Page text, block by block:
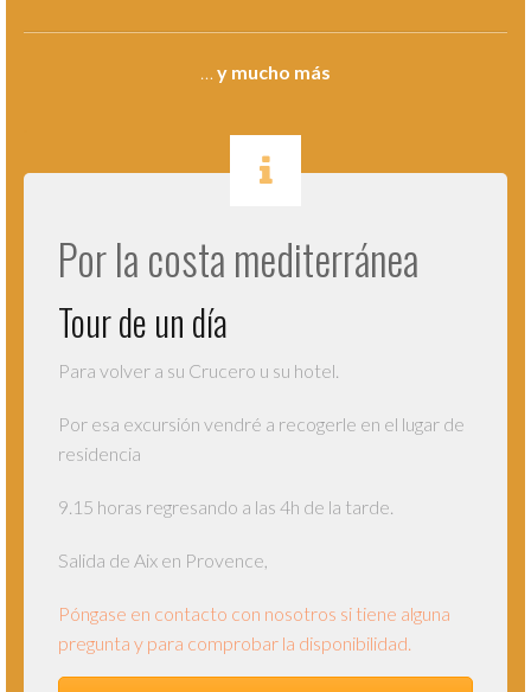
… y mucho más
Por la costa mediterránea
Tour de un día
Para volver a su Crucero u su hotel.
Por esa excursión vendré a recogerle en el lugar de
residencia
9.15 horas regresando a las 4h de la tarde.
Salida de Aix en Provence,
Póngase en contacto con nosotros si tiene alguna
pregunta y para comprobar la disponibilidad.